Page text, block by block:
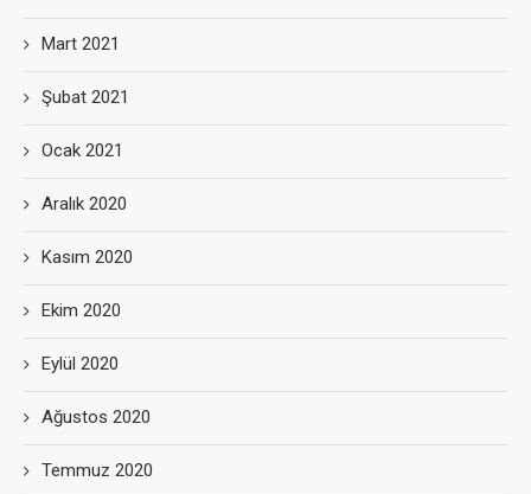
Mart 2021
Şubat 2021
Ocak 2021
Aralık 2020
Kasım 2020
Ekim 2020
Eylül 2020
Ağustos 2020
Temmuz 2020